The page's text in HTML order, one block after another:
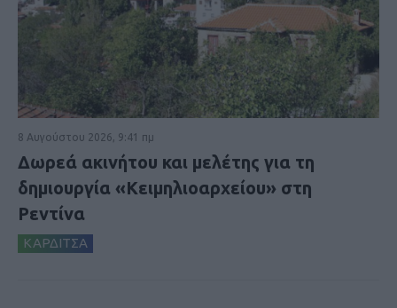
8 Αυγούστου 2026, 9:41 πμ
Δωρεά ακινήτου και μελέτης για τη
δημιουργία «Κειμηλιοαρχείου» στη
Ρεντίνα
ΚΑΡΔΙΤΣΑ